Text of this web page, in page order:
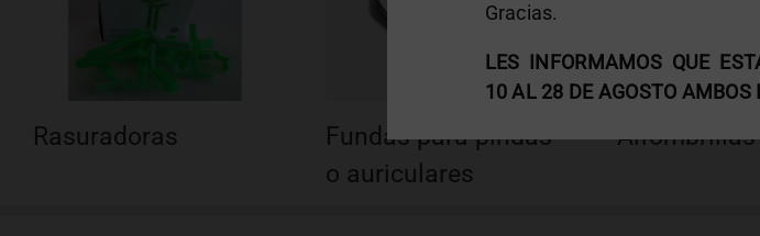
Rasuradoras
Fundas para pindas
o auriculares
Alfombrillas
Gracias.
LES INFORMAMOS QUE
10 AL 28 DE AGOSTO AMBOS